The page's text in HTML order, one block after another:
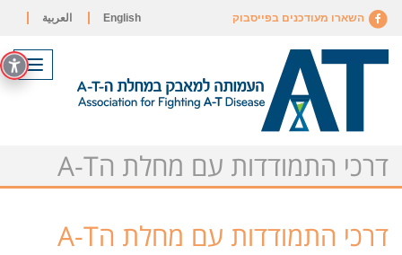
השארו מעודכנים בפייסבוק English العربية
דרכי התמודדות עם מחלת הA-T
דרכי התמודדות עם מחלת הA-T